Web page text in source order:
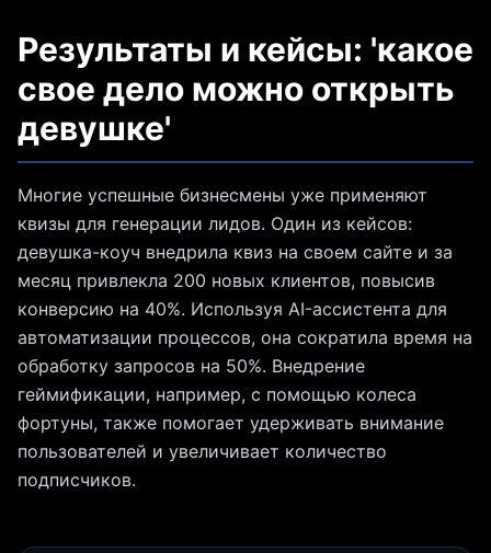
Результаты и кейсы: 'какое
свое дело можно открыть
девушке'
Многие успешные бизнесмены уже применяют
квизы для генерации лидов. Один из кейсов:
девушка-коуч внедрила квиз на своем сайте и за
месяц привлекла 200 новых клиентов, повысив
конверсию на 40%. Используя AI-ассистента для
автоматизации процессов, она сократила время на
обработку запросов на 50%. Внедрение
геймификации, например, с помощью колеса
фортуны, также помогает удерживать внимание
пользователей и увеличивает количество
подписчиков.